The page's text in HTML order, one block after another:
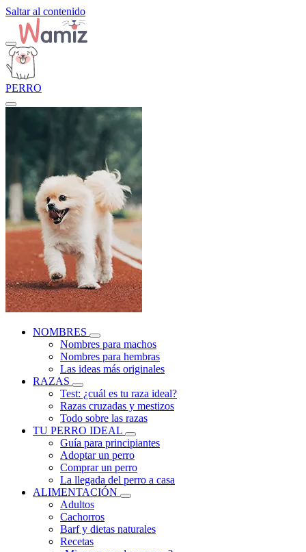
Saltar al contenido
PERRO
NOMBRES
Nombres para machos
Nombres para hembras
Las ideas más originales
RAZAS
Test: ¿cuál es tu raza ideal?
Razas cruzadas y mestizos
Todo sobre las razas
TU PERRO IDEAL
Guía para principiantes
Adoptar un perro
Comprar un perro
La llegada del perro a casa
ALIMENTACIÓN
Adultos
Cachorros
Barf y dietas naturales
Recetas